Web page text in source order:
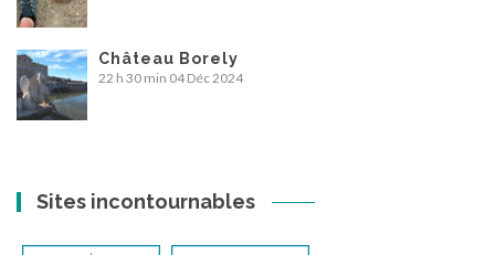
Château Borely
22 h 30 min 04 Déc 2024
Sites incontournables